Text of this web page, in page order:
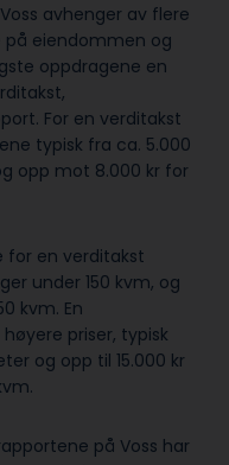
avhenger av flere
på eiendommen og
oppdragene en
For en verditakst
typisk fra ca. 5.000
opp mot 8.000 kr for
for en verditakst
under 150 kvm, og
kvm. En
priser, typisk
og opp til 15.000 kr
på Voss har